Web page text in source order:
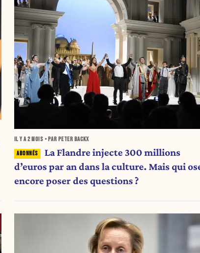
IL Y A2 MOIS • PAR PETER BACKX
La Flandre injecte 300 millions
d’euros par an dans la culture. Mais qui
encore poser des questions ?